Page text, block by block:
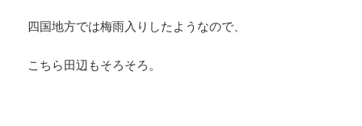
四国地方では梅雨入りしたようなので、
こちら田辺もそろそろ。